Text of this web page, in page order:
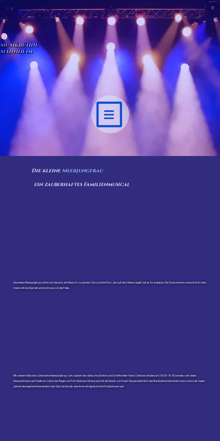
MUSIKBÜHNE
MANNHEIM
ein zauberhaftes Familienmusical
Mit seinem Märchen »Die kleine Meerjungfrau« verzaubert der dänische Dichter und Schriftsteller Hans Christian Andersen (1805-1875) bereits seit vielen
Generationen sein Publikum. Unter der Regie von Prof. Eberhard Streul und mit der Musik von Frank Steuerwald führt die Musikbühne Mannheim nun schon seit vielen
Jahren die eigene Interpretation der Geschichte als eine ihrer erfolgreichsten Produktionen auf.
Die kleineMeerjungfrau
Die kleine Meerjungfrau sehnt sich danach, ein Mensch zu werden. Der schöne Prinz, der auf dem Meer segelt, hat es ihr angetan. Die Wasserhexe verspricht ihr eine
menschliche Gestalt und lockt sie so in die Falle...